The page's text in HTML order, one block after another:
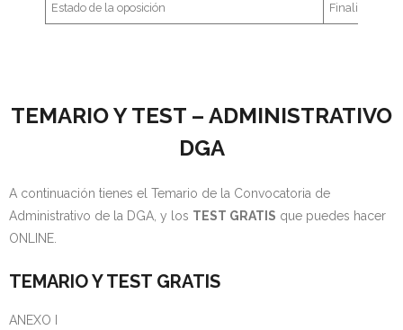
2024
Zaragoza Unizar - 2025
- Castilla-La Mancha
- - OPOSICIÓN Auxiliar Administrativo SESCAM – Libre –
Estado de la oposición Finalizado
TEMARIO Y TEST – ADMINISTRATIVO
DGA
A continuación tienes el Temario de la Convocatoria de
Administrativo de la DGA, y los TEST GRATIS que puedes hacer
ONLINE.
TEMARIO Y TEST GRATIS
ANEXO I